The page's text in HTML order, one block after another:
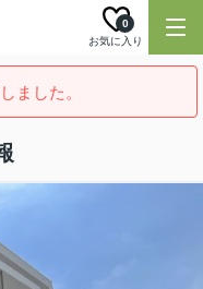
お気に入り
0
ました。